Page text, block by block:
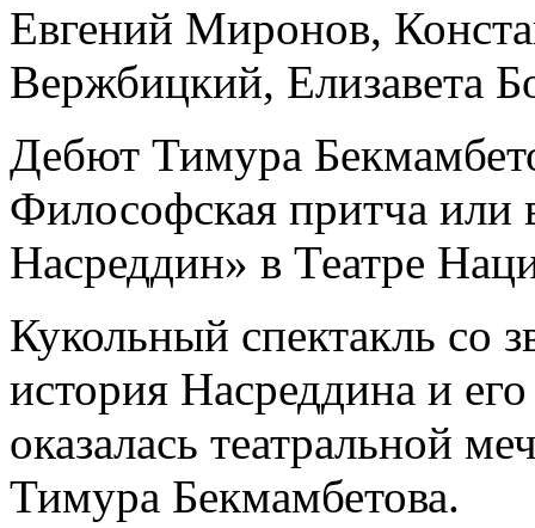
Евгений Миронов,
Вержбицкий, Елизавета
Дебют Тимура
Философская притча или
Насреддин» в Театре
Кукольный спектакль со
история Насреддина и
оказалась театральной
Тимура Бекмамбетова.